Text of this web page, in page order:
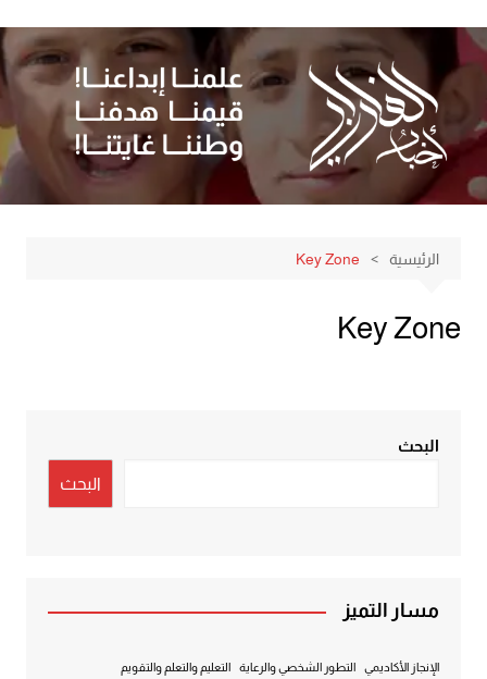
إلى
المحتوى
الرئيسية Key Zone
Key Zone
البحث
البحث
مسار التميز
الإنجاز الأكاديمي التطور الشخصي والرعاية التعليم والتعلم والتقويم